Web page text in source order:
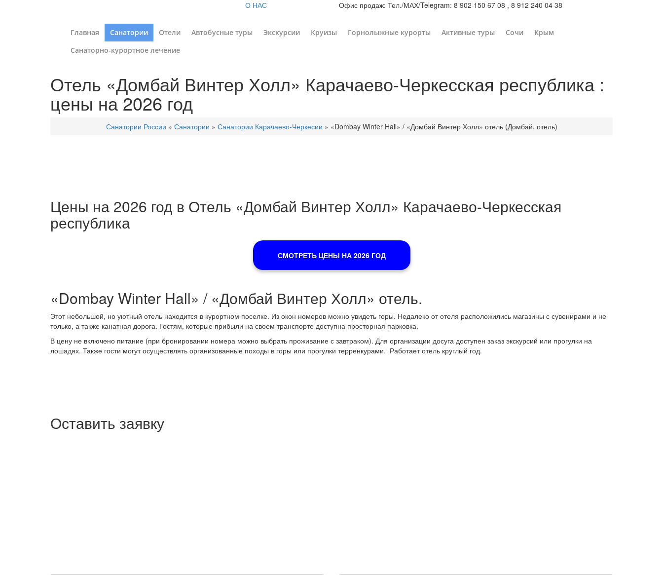
О НАС Офис продаж: Тел./МАХ/Telegram: 8 902 150 67 08 , 8 912 240 04 38
Главная Санатории Отели Автобусные туры Экскурсии Круизы Горнолыжные курорты Активные туры Сочи
Крым
Санаторно-курортное лечение
Отель «Домбай Винтер Холл» Карачаево-Черкесская республика :
цены на 2026 год
Санатории России » Санатории » Санатории Карачаево-Черкесии » «Dombay Winter Hall» / «Домбай Винтер Холл» отель (Домбай, отель)
Цены на 2026 год в Отель «Домбай Винтер Холл» Карачаево-Черкесская
республика
СМОТРЕТЬ ЦЕНЫ НА 2026 ГОД
«Dombay Winter Hall» / «Домбай Винтер Холл» отель.
Этот небольшой, но уютный отель находится в курортном поселке. Из окон номеров можно увидеть горы. Недалеко от отеля расположились магазины с сувенирами и не
только, а также канатная дорога. Гостям, которые прибыли на своем транспорте доступна просторная парковка.
В цену не включено питание (при бронировании номера можно выбрать проживание с завтраком). Для организации досуга доступен заказ экскурсий или прогулки на
лошадях. Также гости могут осуществлять организованные походы в горы или прогулки терренкурами. Работает отель круглый год.
Оставить заявку